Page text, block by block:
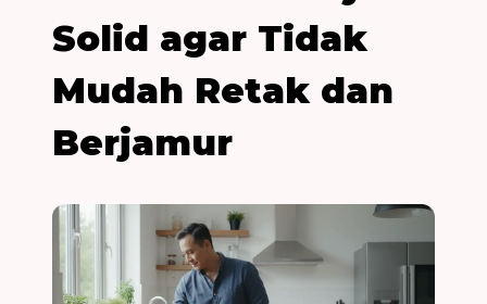
Solid agar Tidak
Mudah Retak dan
Berjamur